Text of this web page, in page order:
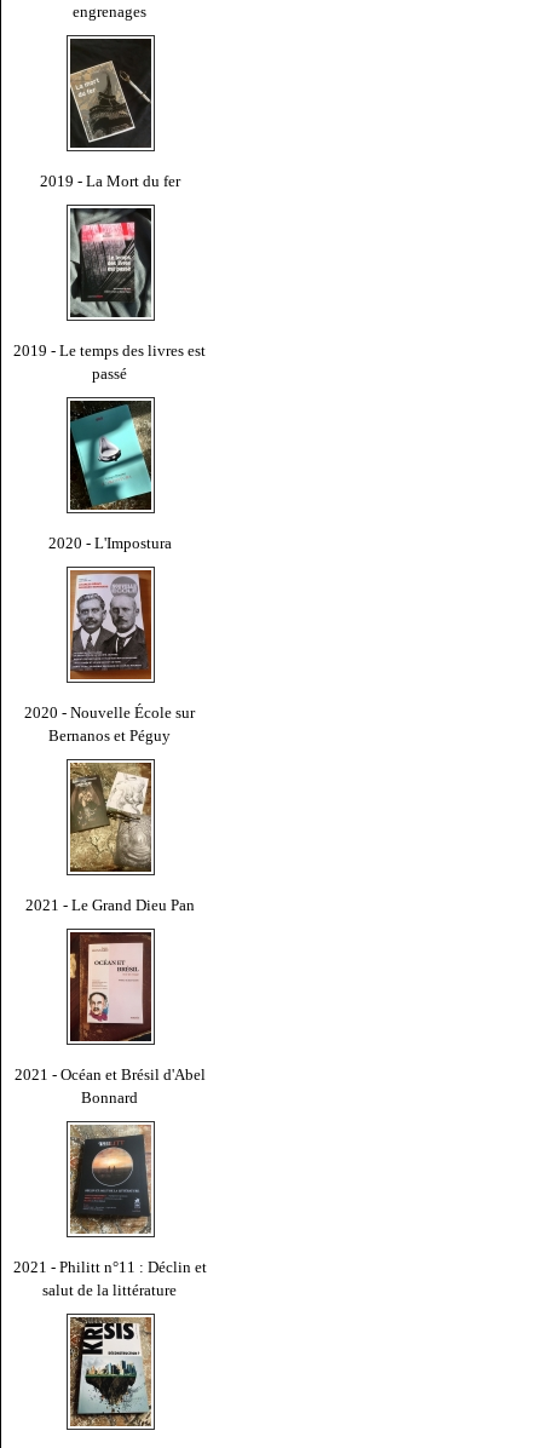
engrenages
2019 - La Mort du fer
2019 - Le temps des livres est
passé
2020 - L'Impostura
2020 - Nouvelle École sur
Bernanos et Péguy
2021 - Le Grand Dieu Pan
2021 - Océan et Brésil d'Abel
Bonnard
2021 - Philitt n°11 : Déclin et
salut de la littérature